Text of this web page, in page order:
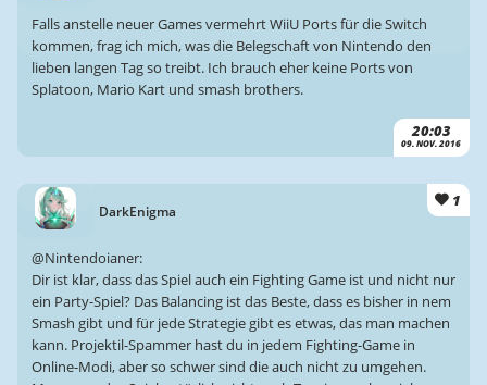
20:03
09. NOV. 2016
Falls anstelle neuer Games vermehrt WiiU Ports für die Switch
kommen, frag ich mich, was die Belegschaft von Nintendo den
lieben langen Tag so treibt. Ich brauch eher keine Ports von
Splatoon, Mario Kart und smash brothers.
DarkEnigma
1
@Nintendoianer:
Dir ist klar, dass das Spiel auch ein Fighting Game ist und nicht nur
ein Party-Spiel? Das Balancing ist das Beste, dass es bisher in nem
Smash gibt und für jede Strategie gibt es etwas, das man machen
kann. Projektil-Spammer hast du in jedem Fighting-Game in
Online-Modi, aber so schwer sind die auch nicht zu umgehen.